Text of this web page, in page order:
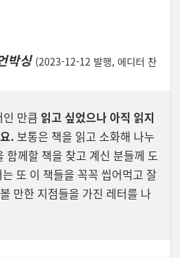
박싱 (2023-12-12 발행, 에디터 찬
만큼 읽고 싶었으나 아직 읽지
. 보통은 책을 읽고 소화해 나누
함께할 책을 찾고 계신 분들께 도
또 이 책들을 꼭꼭 씹어먹고 잘
만한 지점들을 가진 레터를 나